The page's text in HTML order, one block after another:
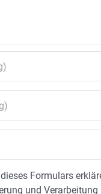
Formulars
und Verarbeitung